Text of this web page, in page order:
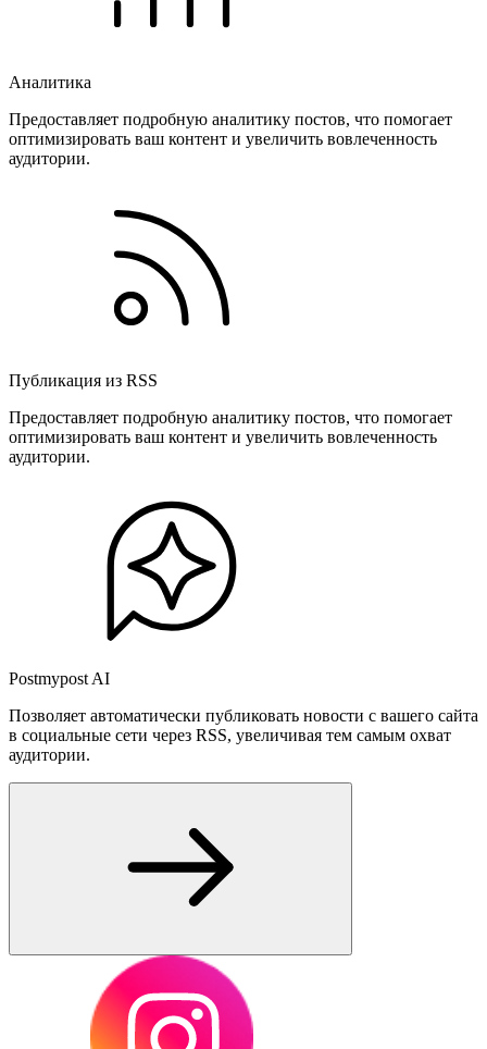
Аналитика
Предоставляет подробную аналитику постов, что помогает
оптимизировать ваш контент и увеличить вовлеченность
аудитории.
Публикация из RSS
Предоставляет подробную аналитику постов, что помогает
оптимизировать ваш контент и увеличить вовлеченность
аудитории.
Postmypost AI
Позволяет автоматически публиковать новости с вашего сайта
в социальные сети через RSS, увеличивая тем самым охват
аудитории.